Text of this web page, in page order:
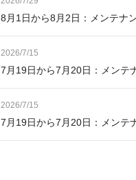
8月1日から8月2日：メンテナ
2026/7/15
7月19日から7月20日：メンテ
2026/7/15
7月19日から7月20日：メンテ